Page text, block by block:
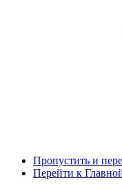
Пропустить и
Перейти к